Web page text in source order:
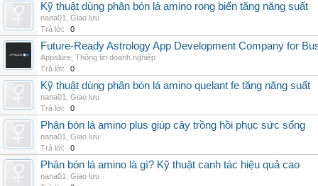
Kỹ thuật dùng phân bón lá amino rong biển tăng năng suất
nana01
Giao lưu
Trả lời:
0
Future-Ready Astrology App Development Company for
Appslure Thông tin doanh nghiệp
Trả lời:
0
Kỹ thuật dùng phân bón lá amino quelant fe tăng năng suất
nana01
Giao lưu
Trả lời:
0
Phân bón lá amino plus giúp cây trồng hồi phục sức sống
nana01
Giao lưu
Trả lời:
0
Phân bón lá amino là gì? Kỹ thuật canh tác hiệu quả cao
nana01
Giao lưu